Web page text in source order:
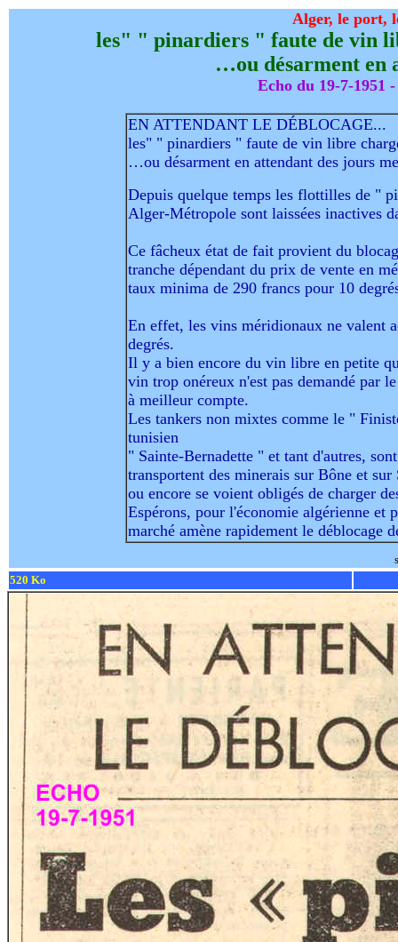
Alger, le port,
les" " pinardiers " faute de vin
…ou désarment en
Echo du 19-7-1951
EN ATTENDANT LE DÉBLOCAGE...
les" " pinardiers " faute de vin libre
…ou désarment en attendant des jours
Depuis quelque temps les flottilles de "
Alger-Métropole sont laissées inactives
Ce fâcheux état de fait provient du
tranche dépendant du prix de vente en
taux minima de 290 francs pour 10
En effet, les vins méridionaux ne valent
degrés.
Il y a bien encore du vin libre en petite
vin trop onéreux n'est pas demandé par
à meilleur compte.
Les tankers non mixtes comme le "
tunisien
" Sainte-Bernadette " et tant d'autres,
transportent des minerais sur Bône et
ou encore se voient obligés de charger
Espérons, pour l'économie algérienne
marché amène rapidement le déblocage
520 Ko